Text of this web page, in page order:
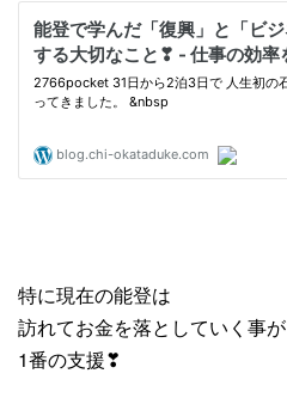
特に現在の能登は
訪れてお金を落としていく事が
1番の支援❣